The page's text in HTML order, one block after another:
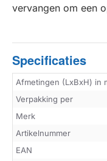
vervangen om een
Specificaties
Afmetingen (LxBxH) in
Verpakking per
Merk
Artikelnummer
EAN